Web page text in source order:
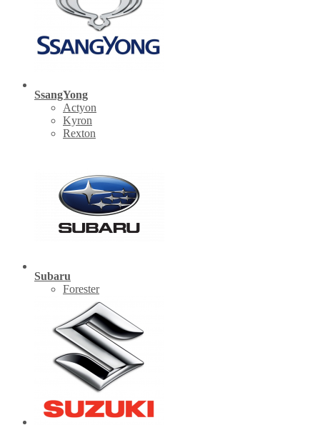
SsangYong
Actyon
Kyron
Rexton
Subaru
Forester